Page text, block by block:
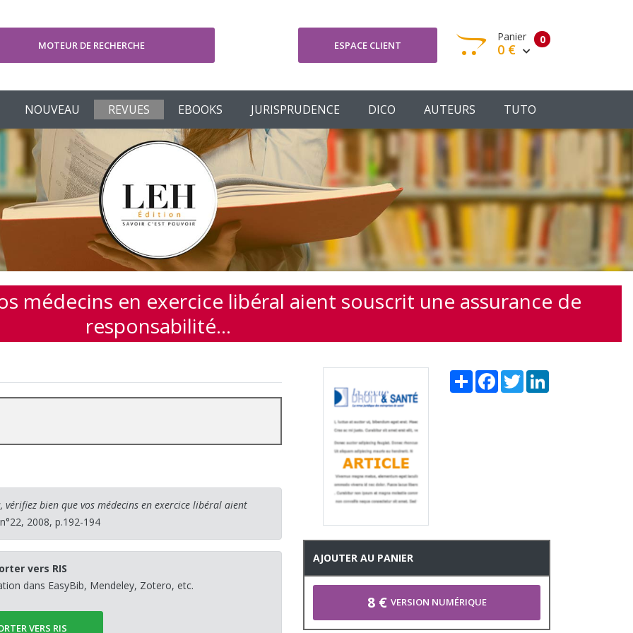
MOTEUR DE RECHERCHE ESPACE CLIENT 0
Panier
0 €
Votre panier est vide
Votre Panier Commander
NOUVEAU REVUES EBOOKS JURISPRUDENCE DICO AUTEURS TUTO
médecins en exercice libéral aient souscrit une assurance de
responsabilité…
vérifiez bien que vos médecins en exercice libéral aient
2008, p.192-194
vers RIS
dans EasyBib, Mendeley, Zotero, etc.
VERS RIS
Share FacebookTwitter
AJOUTER AU PANIER
8 € VERSION NUMÉRIQUE